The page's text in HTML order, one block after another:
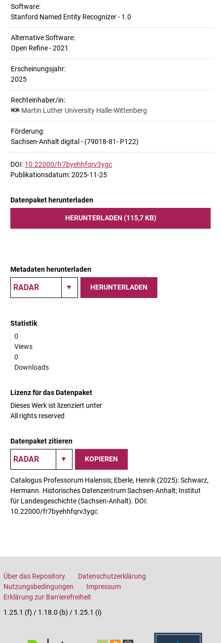
Software:
Stanford Named Entity Recognizer - 1.0
Alternative Software:
Open Refine - 2021
Erscheinungsjahr:
2025
Rechteinhaber/in:
Martin Luther University Halle-Wittenberg
Förderung:
Sachsen-Anhalt digital - (79018-81- P122)
DOI: 10.22000/fr7byehhfqrv3ygc
Publikationsdatum: 2025-11-25
Datenpaket herunterladen
HERUNTERLADEN (115,7 KB)
Metadaten herunterladen
HERUNTERLADEN
Statistik
0
Views
0
Downloads
Lizenz für das Datenpaket
Dieses Werk ist lizenziert unter
All rights reserved
Datenpaket zitieren
KOPIEREN
Catalogus Professorum Halensis; Eberle, Henrik (2025): Schwarz,
Hermann. Historisches Datenzentrum Sachsen-Anhalt; Institut
für Landesgeschichte (Sachsen-Anhalt). DOI:
10.22000/fr7byehhfqrv3ygc
Über das Repository
Datenschutzerklärung
Nutzungsbedingungen
Impressum
Erklärung zur Barrierefreiheit
1.25.1 (f) / 1.18.0 (b) / 1.25.1 (i)